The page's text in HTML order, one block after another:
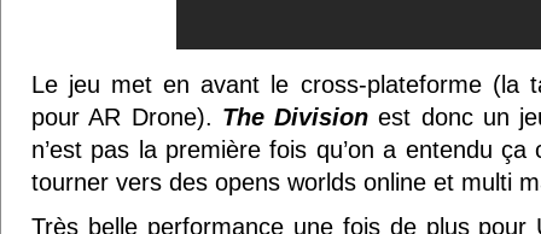
Le jeu met en avant le cross-plateforme (la
pour AR Drone). The Division est donc un
n’est pas la première fois qu’on a entendu
tourner vers des opens worlds online et multi
Très belle performance une fois de plus pour